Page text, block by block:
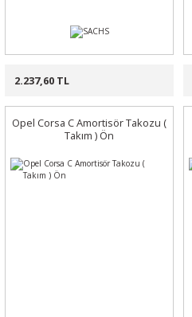
2.237,60 TL
Opel Corsa C Amortisör Takozu (
Takım ) Ön